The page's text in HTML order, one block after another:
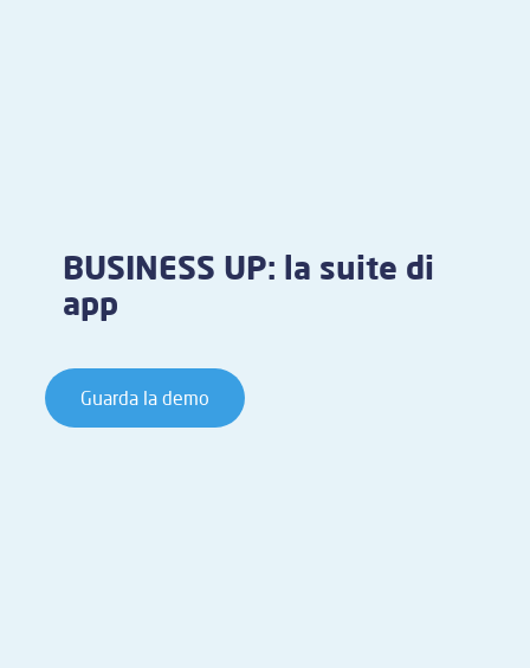
BUSINESS UP: la suite di
app
Guarda la demo